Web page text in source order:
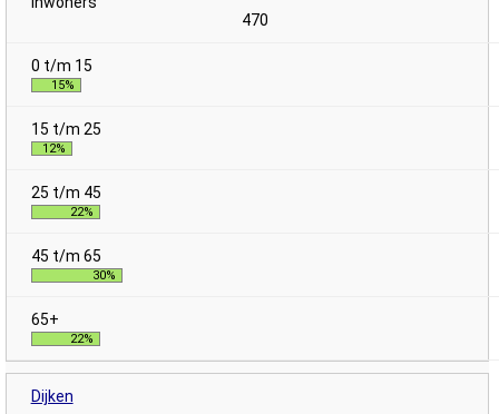
470
15%
12%
22%
30%
22%
Dijken